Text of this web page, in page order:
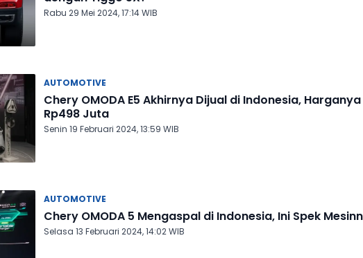
Rabu 29 Mei 2024, 17:14 WIB
AUTOMOTIVE
Chery OMODA E5 Akhirnya Dijual di Indonesia, Harganya
Rp498 Juta
Senin 19 Februari 2024, 13:59 WIB
AUTOMOTIVE
Chery OMODA 5 Mengaspal di Indonesia, Ini Spek
Selasa 13 Februari 2024, 14:02 WIB